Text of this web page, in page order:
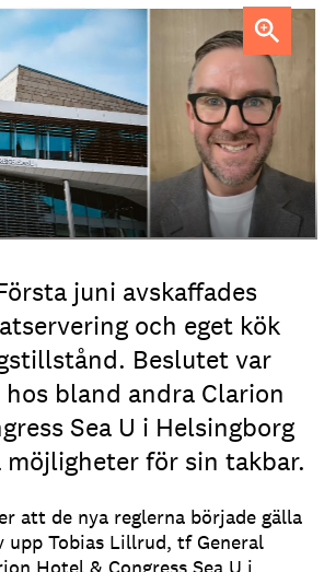
juni avskaffades
och eget kök
Beslutet var
bland andra Clarion
Sea U i Helsingborg
möjligheter för sin takbar.
att de nya reglerna började gälla
upp Tobias Lillrud, tf General
Hotel & Congress Sea U i